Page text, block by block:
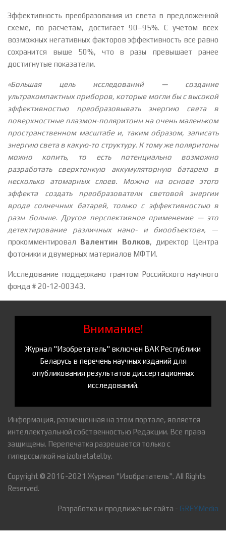
Эффективность преобразования из света в предложенной
схеме, по расчетам, достигает 90–95%. С учетом всех
возможных негативных факторов эффективность все равно
сохранится выше 50%, что в разы превышает ранее
достигнутые показатели.
«Большая цель исследований — создание
ультракомпактных приборов, которые могли бы с высокой
эффективностью преобразовывать энергию света в
поверхностные плазмон-поляритоны на очень маленьком
пространственном масштабе и, таким образом, записать
энергию света в какую-то структуру. К тому же поляритоны
можно копить, то есть потенциально возможно
разработать сверхтонкую аккумуляторную батарею в
несколько атомарных слоев. Можно на основе этого
эффекта создать преобразователи световой энергии
вроде солнечных батарей, только с эффективностью в
разы больше. Другое перспективное применение — это
детектирование различных нано- и биообъектов», —
прокомментировал Валентин Волков, директор Центра
фотоники и двумерных материалов МФТИ.
Исследование поддержано грантом Российского научного
фонда # 20‐12‐00343.
Внимание!
Журнал "Изобретатель" включен ВАК Республики
Беларусь в перечень научных изданий для
опубликования результатов диссертационных
исследований.
Информация, размещенная на этом портале, является
интеллектуальной собственностью Редакции. Все права
защищены. Перепечатка разрешается только с
гиперссылкой на izobretatel.by.
Copyright © 2016-2021 Журнал "Изобрататель". All Rights
Reserved.
Разработка и продвижение сайта - GREYMedia